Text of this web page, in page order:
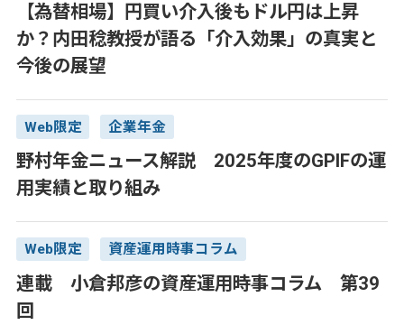
【為替相場】円買い介入後もドル円は上昇
か？内田稔教授が語る「介入効果」の真実と
今後の展望
Web限定 企業年金
野村年金ニュース解説 2025年度のGPIFの運
用実績と取り組み
Web限定 資産運用時事コラム
連載 小倉邦彦の資産運用時事コラム 第39
回